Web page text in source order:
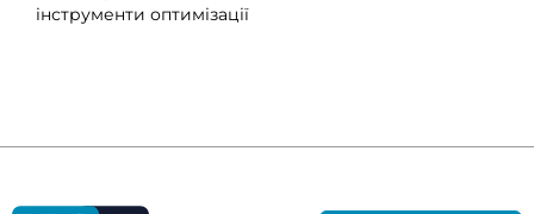
інструменти оптимізації